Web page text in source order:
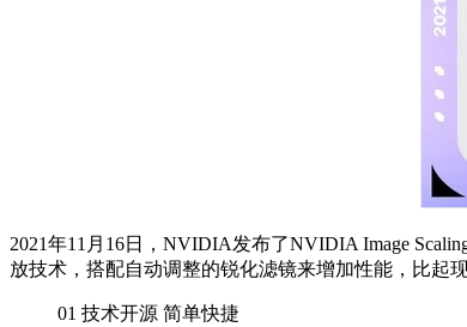
2021年11月16日，NVIDIA发布了NVIDIA Image
放技术，搭配自动调整的锐化滤镜来增加性能，比起
01 技术开源 简单快捷